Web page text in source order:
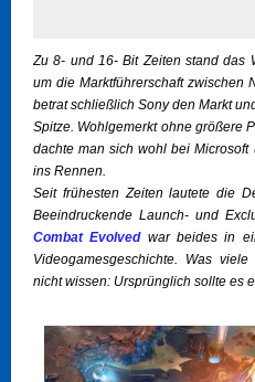
Zu 8- und 16- Bit Zeiten stand das
um die Marktführerschaft zwischen
betrat schließlich Sony den Markt
Spitze. Wohlgemerkt ohne größere
dachte man sich wohl bei
ins Rennen.
Seit frühesten Zeiten lautete die
Beeindruckende Launch- und
Combat Evolvedwar beides in
Videogamesgeschichte. Was
nicht wissen: Ursprünglich sollte es